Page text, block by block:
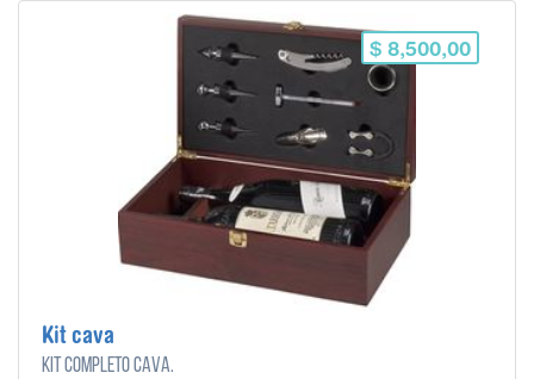
$ 8,500,00
Kit cava
Kit completo cava.